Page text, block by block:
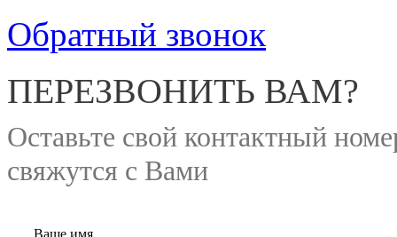
Обратный звонок
ПЕРЕЗВОНИТЬ ВАМ?
Оставьте свой контактный
свяжутся с Вами
Ваше имя